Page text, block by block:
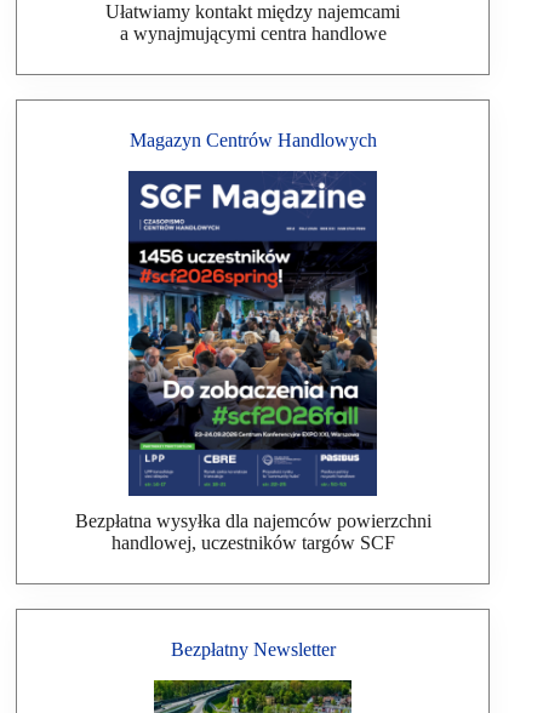
Ułatwiamy kontakt między najemcami
a wynajmującymi centra handlowe
Magazyn Centrów Handlowych
Bezpłatna wysyłka dla najemców powierzchni
handlowej, uczestników targów SCF
Bezpłatny Newsletter